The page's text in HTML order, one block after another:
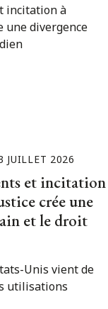
JUILLET 2026
et incitation
crée une
et le droit
Unis vient de
utilisations